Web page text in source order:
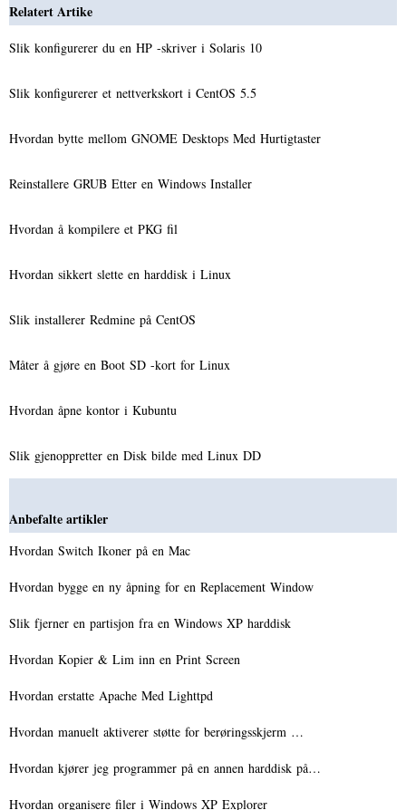
Relatert Artike
Slik konfigurerer du en HP -skriver i Solaris 10
Slik konfigurerer et nettverkskort i CentOS 5.5
Hvordan bytte mellom GNOME Desktops Med Hurtigtaster
Reinstallere GRUB Etter en Windows Installer
Hvordan å kompilere et PKG fil
Hvordan sikkert slette en harddisk i Linux
Slik installerer Redmine på CentOS
Måter å gjøre en Boot SD -kort for Linux
Hvordan åpne kontor i Kubuntu
Slik gjenoppretter en Disk bilde med Linux DD
Anbefalte artikler
Hvordan Switch Ikoner på en Mac
Hvordan bygge en ny åpning for en Replacement Window
Slik fjerner en partisjon fra en Windows XP harddisk
Hvordan Kopier & Lim inn en Print Screen
Hvordan erstatte Apache Med Lighttpd
Hvordan manuelt aktiverer støtte for berøringsskjerm …
Hvordan kjører jeg programmer på en annen harddisk på…
Hvordan organisere filer i Windows XP Explorer